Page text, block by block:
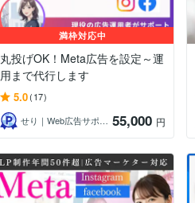
満枠対応中
丸投げOK！Meta広告を設定～運
用まで代行します
5.0(17)
せり｜Web広告サポート・運用相談
55,000 円